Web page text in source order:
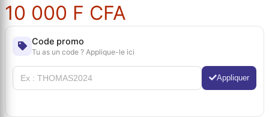
10 000 F CFA
Code promo
Tu as un code ? Applique-le ici
Appliquer